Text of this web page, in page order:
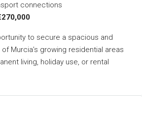
connections
to secure a spacious and
Murcia’s growing residential areas
living, holiday use, or rental